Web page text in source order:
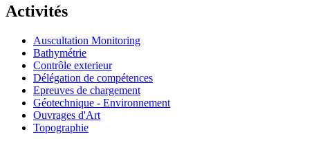
Activités
Auscultation Monitoring
Bathymétrie
Contrôle exterieur
Délégation de compétences
Epreuves de chargement
Géotechnique - Environnement
Ouvrages d'Art
Topographie